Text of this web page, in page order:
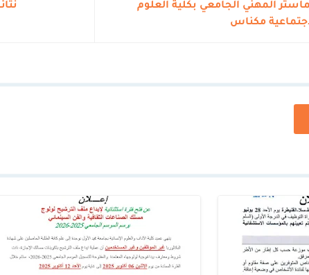
المهني الجامعي بكلية العلوم
مكناس